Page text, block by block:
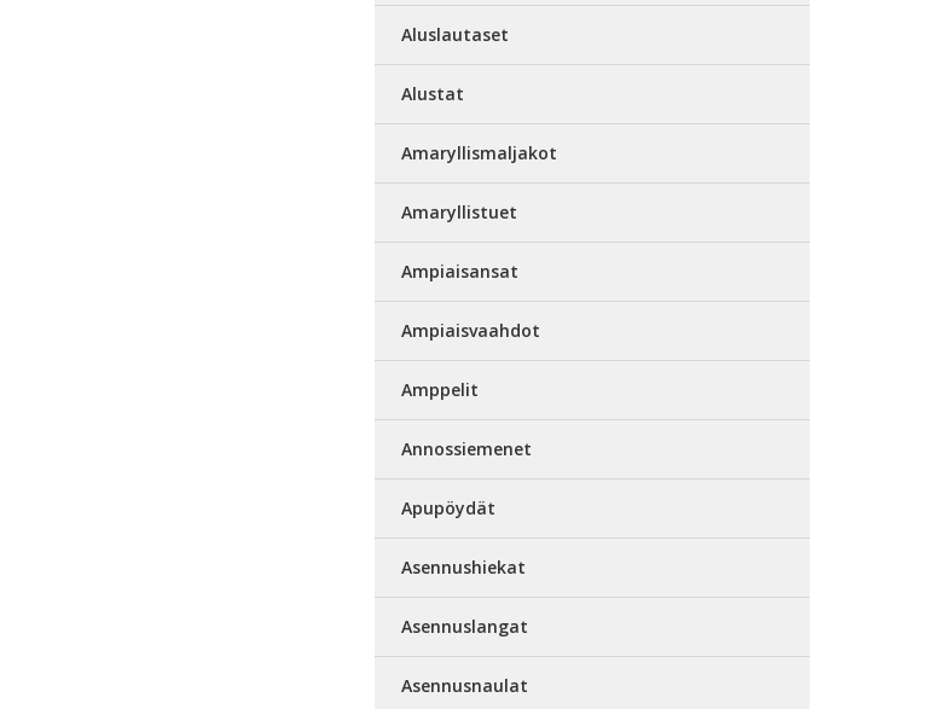
Aluslautaset
Alustat
Amaryllismaljakot
Amaryllistuet
Ampiaisansat
Ampiaisvaahdot
Amppelit
Annossiemenet
Apupöydät
Asennushiekat
Asennuslangat
Asennusnaulat